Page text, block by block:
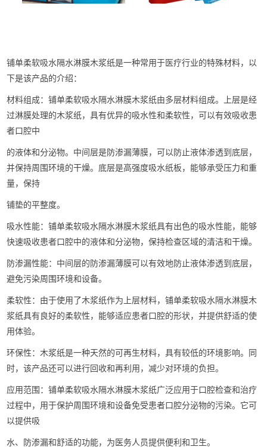
铺单柔软吸水隔水淋膜木浆纸是一种常用于医疗行业的特殊材料，以
下是该产品的介绍：
材料组成：铺单柔软吸水隔水淋膜木浆纸由多层材料组成。上层是经
过淋膜处理的木浆纸，具有优异的吸水性和柔软性，可以有效吸收患
者口腔中
的液体和分泌物。中间层是防渗漏薄膜，可以防止液体渗透到底层，
并保持周围环境的干燥。底层是高强度吸水纸板，能够承受压力和重
量，保持
铺垫的平整度。
吸水性能：铺单柔软吸水隔水淋膜木浆纸具有出色的吸水性能，能够
快速吸收患者口腔中的液体和分泌物，保持检查区域的清洁和干燥。
防渗漏性能：中间层的防渗漏薄膜可以有效地防止液体渗透到底层，
避免污染周围环境和设备。
柔软性：由于使用了木浆纸作为上层材料，铺单柔软吸水隔水淋膜木
浆纸具有良好的柔软性，能够适应患者口腔的形状，并提供舒适的使
用体验。
环保性：木浆纸是一种天然的可再生材料，具有较低的环境影响。同
时，该产品还可以进行回收和再利用，减少对环境的负担。
应用范围：铺单柔软吸水隔水淋膜木浆纸广泛应用于口腔检查和治疗
过程中，用于保护周围环境和设备免受患者口腔分泌物的污染。它可
以提供吸
水、防渗漏和舒适的功能，为医务人员提供便利和卫生。